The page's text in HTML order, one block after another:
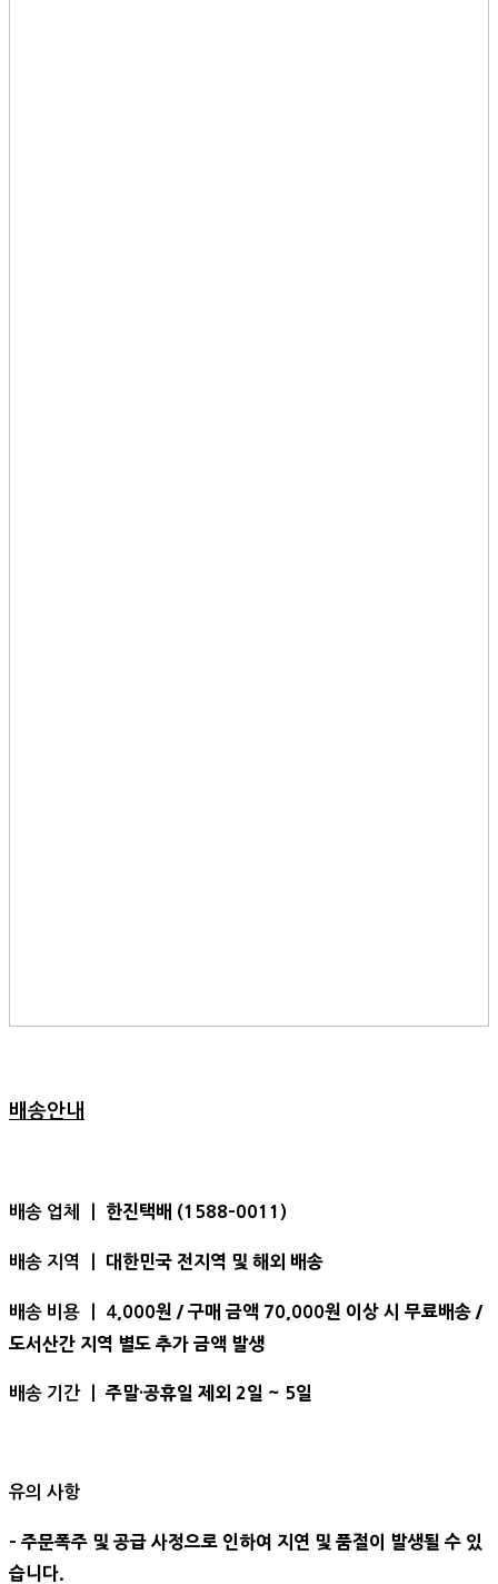
배송안내
배송 업체 ㅣ 한진택배 (1588-0011)
배송 지역 ㅣ 대한민국 전지역 및 해외 배송
배송 비용 ㅣ 4 ,000원 / 구매 금액 70,000원 이상 시 무료배송 /
도서산간 지역 별도 추가 금액 발생
배송 기간 ㅣ 주말·공휴일 제외 2일 ~ 5일
유의 사항
- 주문폭주 및 공급 사정으로 인하여 지연 및 품절이 발생될 수 있
습니다.